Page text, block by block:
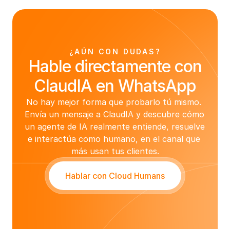
¿AÚN CON DUDAS?
Hable directamente con
ClaudIA en WhatsApp
No hay mejor forma que probarlo tú mismo.
Envía un mensaje a ClaudIA y descubre cómo
un agente de IA realmente entiende, resuelve
e interactúa como humano, en el canal que
más usan tus clientes.
Hablar con Cloud Humans